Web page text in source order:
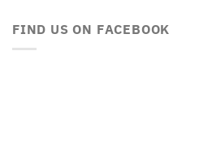
FIND US ON FACEBOOK